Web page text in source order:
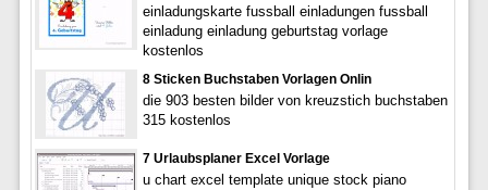
einladungskarte fussball einladungen fussball
einladung einladung geburtstag vorlage
kostenlos
8 Sticken Buchstaben Vorlagen Onlin
die 903 besten bilder von kreuzstich buchstaben
315 kostenlos
7 Urlaubsplaner Excel Vorlage
u chart excel template unique stock piano